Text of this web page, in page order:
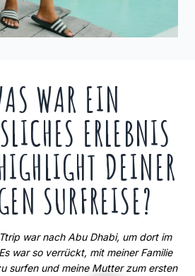
WAR EIN
ERLEBNIS
DEINER
SURFREISE?
war nach Abu Dhabi, um dort im
war so verrückt, mit meiner Familie
surfen und meine Mutter zum ersten